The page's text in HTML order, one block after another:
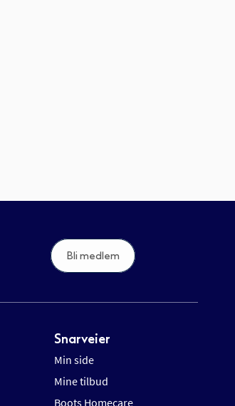
Bli medlem
Snarveier
Min side
Mine tilbud
Boots Homecare